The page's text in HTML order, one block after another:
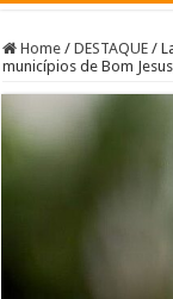
Home / DESTAQUE /
municípios de Bom